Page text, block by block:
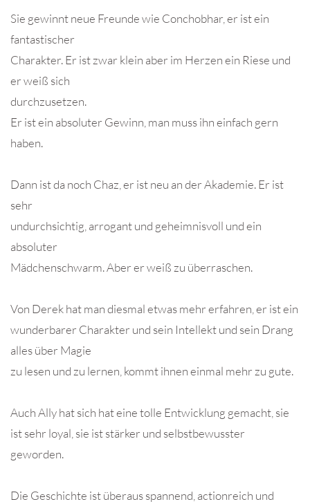
Sie gewinnt neue Freunde wie Conchobhar, er ist ein
fantastischer
Charakter. Er ist zwar klein aber im Herzen ein Riese und
er weiß sich
durchzusetzen.
Er ist ein absoluter Gewinn, man muss ihn einfach gern
haben.
Dann ist da noch Chaz, er ist neu an der Akademie. Er ist
sehr
undurchsichtig, arrogant und geheimnisvoll und ein
absoluter
Mädchenschwarm. Aber er weiß zu überraschen.
Von Derek hat man diesmal etwas mehr erfahren, er ist ein
wunderbarer Charakter und sein Intellekt und sein Drang
alles über Magie
zu lesen und zu lernen, kommt ihnen einmal mehr zu gute.
Auch Ally hat sich hat eine tolle Entwicklung gemacht, sie
ist sehr loyal, sie ist stärker und selbstbewusster
geworden.
Die Geschichte ist überaus spannend, actionreich und